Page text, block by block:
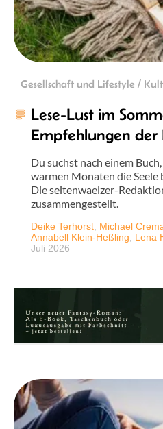
Gesellschaft und Lifestyle /
Lese-Lust im
Empfehlungen der
Du suchst nach einem
warmen Monaten die Seele
Die seitenwaelzer-
zusammengestellt.
Deike Terhorst, Michael
Annabell Klein-Heßling, Lena
Juli 2026